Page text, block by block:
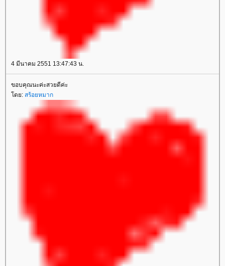
4 มีนาคม 2551 13:47:43 น.
ขอบคุณนะค่ะสวยดีค่ะ
ดย: สร้อยหมาก